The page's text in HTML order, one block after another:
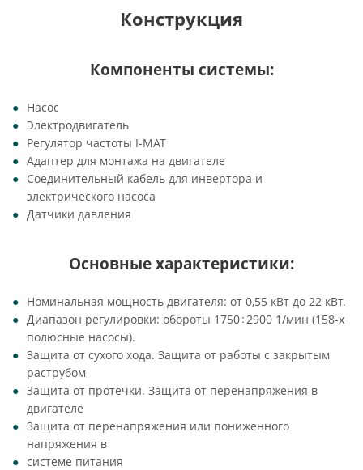
Конструкция
Компоненты системы:
Насос
Электродвигатель
Регулятор частоты I-MAT
Адаптер для монтажа на двигателе
Соединительный кабель для инвертора и
электрического насоса
Датчики давления
Основные характеристики:
Номинальная мощность двигателя: от 0,55 кВт до 22 кВт.
Диапазон регулировки: обороты 1750÷2900 1/мин (158-х
полюсные насосы).
Защита от сухого хода. Защита от работы с закрытым
раструбом
Защита от протечки. Защита от перенапряжения в
двигателе
Защита от перенапряжения или пониженного
напряжения в
системе питания